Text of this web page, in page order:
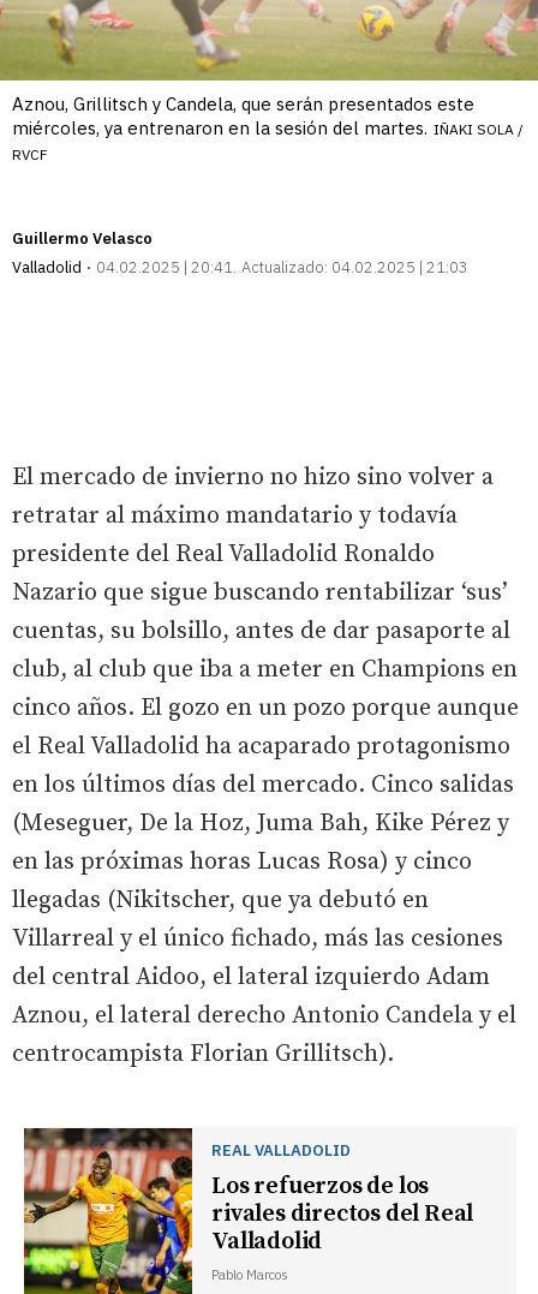
Aznou, Grillitsch y Candela, que serán presentados este
miércoles, ya entrenaron en la sesión del martes. IÑAKI SOLA /
RVCF
Guillermo Velasco
Valladolid
04.02.2025 | 20:41 Actualizado: 04.02.2025 | 21:03
El mercado de invierno no hizo sino volver a
retratar al máximo mandatario y todavía
presidente del Real Valladolid Ronaldo
Nazario que sigue buscando rentabilizar ‘sus’
cuentas, su bolsillo, antes de dar pasaporte al
club, al club que iba a meter en Champions en
cinco años. El gozo en un pozo porque aunque
el Real Valladolid ha acaparado protagonismo
en los últimos días del mercado. Cinco salidas
(Meseguer, De la Hoz, Juma Bah, Kike Pérez y
en las próximas horas Lucas Rosa) y cinco
llegadas (Nikitscher, que ya debutó en
Villarreal y el único fichado, más las cesiones
del central Aidoo, el lateral izquierdo Adam
Aznou, el lateral derecho Antonio Candela y el
centrocampista Florian Grillitsch).
REAL VALLADOLID
Los refuerzos de los
rivales directos del Real
Valladolid
Pablo Marcos